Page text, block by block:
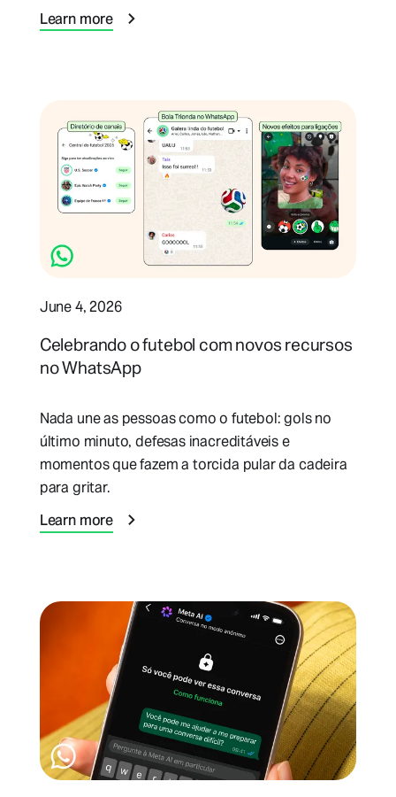
Learn more
June 4, 2026
Celebrando o futebol com novos recursos
no WhatsApp
Nada une as pessoas como o futebol: gols no
último minuto, defesas inacreditáveis e
momentos que fazem a torcida pular da cadeira
para gritar.
Learn more